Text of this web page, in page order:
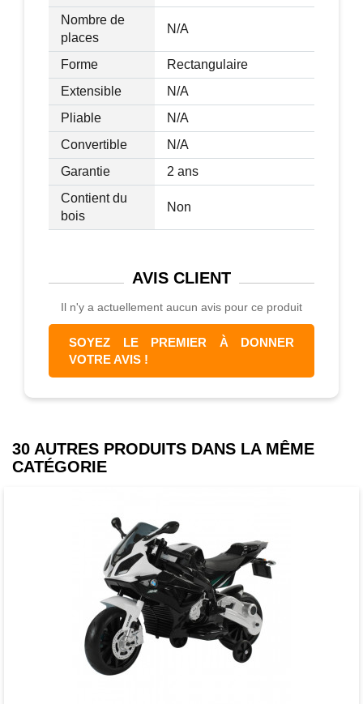
Nombre de
places
N/A
Forme
Rectangulaire
Extensible
N/A
Pliable
N/A
Convertible
N/A
Garantie
2 ans
Contient du
bois
Non
AVIS CLIENT
Il n'y a actuellement aucun avis pour ce produit
SOYEZ LE PREMIER À DONNER
VOTRE AVIS !
30 AUTRES PRODUITS DANS LA MÊME
CATÉGORIE